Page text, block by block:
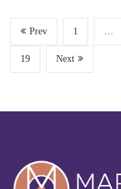
Prev 1
19 Next